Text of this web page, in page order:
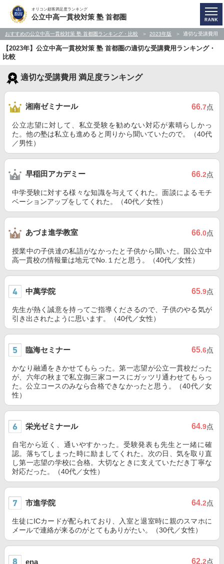
オリコン顧客満足度ランキング
公立中高一貫校対策 塾 首都圏
おすすめの公立中高一貫校対策 塾 首都圏ランキング・比較 2023年版 適切な受講費用
【2023年】公立中高一貫校対策 塾 首都圏の適切な受講費用ランキング・
比較
適切な受講費用 満足度ランキング
湘南ゼミナール 66.7点
公立志望に対して、私立受験を勧めない対応が素晴らしかっ
た。他の塾は私立も進めると周りから聞いていたので。（40代
／男性）
早稲田アカデミー 66.2点
中学受験に対する様々な知識を与えてくれた。面談によるモチ
ベーションアップをしてくれた。（40代／女性）
あづま進学教室 66.0点
授業中の子供達の私語がなかったと子供から聞いた。国公立中
高一貫校の情報量は地元でNo.１だと思う。（40代／女性）
中萬学院 65.9点
先生が熱く誠意を持ってご指導くださるので、子供のやる気が
引き出されたように思います。（40代／女性）
臨海セミナー 65.6点
かなり融通をきかせてもらった。第一志望が公立一貫校だった
が、六年の秋まで私立御三家コースにガッツリ通わせてもらっ
た。公立コースのみなら合格できなかったと思う。（40代／女
性）
栄光ゼミナール 64.9点
自宅から近く、通いやすかった。受験発表も先生と一緒に確
認。落ちてしまった時に励ましてくれた。次の日、気を取り直
し第一志望の学校に合格。大切なときに支えていただき丁寧な
対応だった。（40代／女性）
市進学院 64.2点
生徒にICカードが配られており、入室と退室時に親のスマホに
メールで連絡が来るのがとてもありがたい。（30代／女性）
ena 62.2点